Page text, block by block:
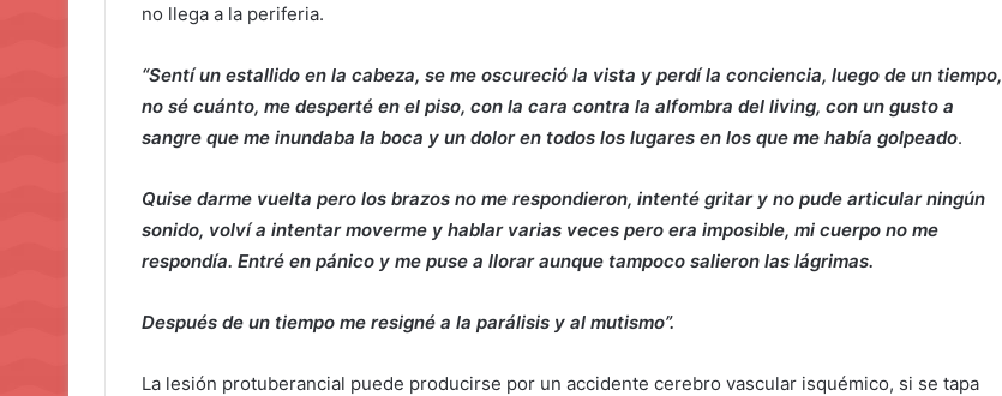
no llega a la periferia.
“Sentí un estallido en la cabeza, se me oscureció la vista y perdí la conciencia, luego de un tiempo,
no sé cuánto, me desperté en el piso, con la cara contra la alfombra del living, con un gusto a
sangre que me inundaba la boca y un dolor en todos los lugares en los que me había golpeado.
Quise darme vuelta pero los brazos no me respondieron, intenté gritar y no pude articular ningún
sonido, volví a intentar moverme y hablar varias veces pero era imposible, mi cuerpo no me
respondía. Entré en pánico y me puse a llorar aunque tampoco salieron las lágrimas.
Después de un tiempo me resigné a la parálisis y al mutismo”.
La lesión protuberancial puede producirse por un accidente cerebro vascular isquémico, si se tapa